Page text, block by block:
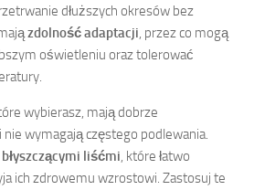
dłuższych okresów bez
zdolność adaptacji, przez co mogą
oświetleniu oraz tolerować
wybierasz, mają dobrze
nie wymagają częstego podlewania.
błyszczącymi liśćmi, które łatwo
ich zdrowemu wzrostowi. Zastosuj te